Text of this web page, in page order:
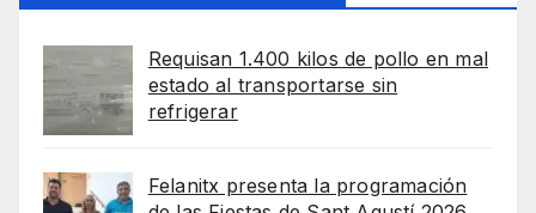
Requisan 1.400 kilos de pollo en mal
estado al transportarse sin
refrigerar
Felanitx presenta la programación